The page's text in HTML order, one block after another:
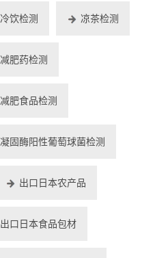
冷饮检测 凉茶检测
减肥药检测
减肥食品检测
凝固酶阳性葡萄球菌检测
出口日本农产品
出口日本食品包材